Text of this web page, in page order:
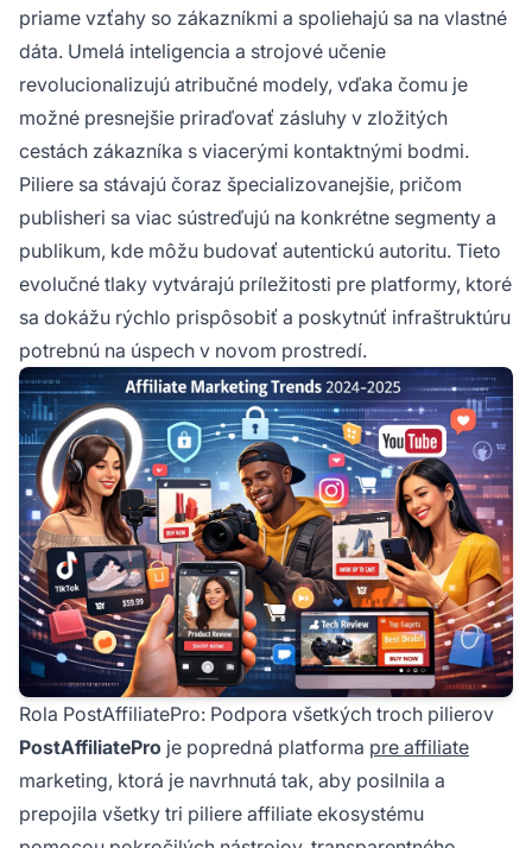
priame vzťahy so zákazníkmi a spoliehajú sa na vlastné
dáta. Umelá inteligencia a strojové učenie
revolucionalizujú atribučné modely, vďaka čomu je
možné presnejšie priraďovať zásluhy v zložitých
cestách zákazníka s viacerými kontaktnými bodmi.
Piliere sa stávajú čoraz špecializovanejšie, pričom
publisheri sa viac sústreďujú na konkrétne segmenty a
publikum, kde môžu budovať autentickú autoritu. Tieto
evolučné tlaky vytvárajú príležitosti pre platformy, ktoré
sa dokážu rýchlo prispôsobiť a poskytnúť infraštruktúru
potrebnú na úspech v novom prostredí.
Rola PostAffiliatePro: Podpora všetkých troch pilierov
PostAffiliatePro je popredná platforma pre affiliate
marketing, ktorá je navrhnutá tak, aby posilnila a
prepojila všetky tri piliere affiliate ekosystému